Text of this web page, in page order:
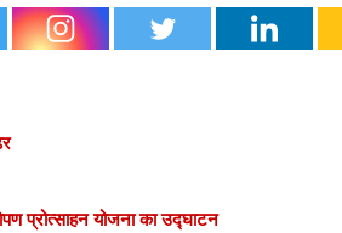
प्रोत्साहन योजना का उद्घाटन